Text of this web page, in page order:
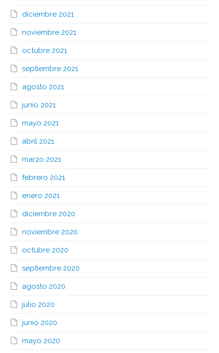
diciembre 2021
noviembre 2021
octubre 2021
septiembre 2021
agosto 2021
junio 2021
mayo 2021
abril 2021
marzo 2021
febrero 2021
enero 2021
diciembre 2020
noviembre 2020
octubre 2020
septiembre 2020
agosto 2020
julio 2020
junio 2020
mayo 2020